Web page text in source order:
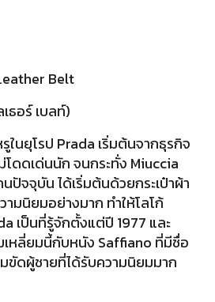
Belt
ธอร์ เบลท์)
ในยุโรป Prada เริ่มต้นจากธุรกิจ
ดดเด่นนัก จนกระทั่ง Miuccia
จจุบัน ได้เริ่มต้นด้วยกระเป๋าผ้า
มนิยมอย่างมาก ทำให้โลโก้
เป็นที่รู้จักตั้งแต่ปี 1977 และ
หลี่ยมนี้กับหนัง Saffiano ที่มีชื่อ
มขัดผู้ชายที่ได้รับความนิยมมาก